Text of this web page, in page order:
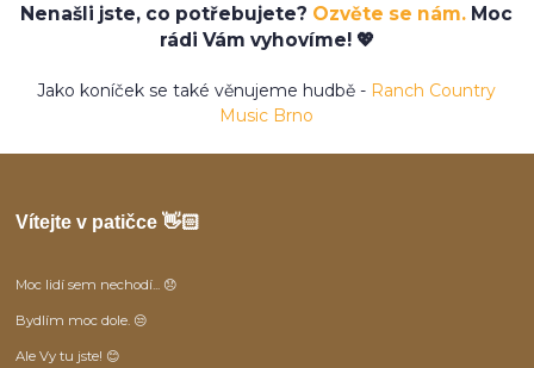
Nenašli jste, co potřebujete? Ozvěte se nám. Moc
rádi Vám vyhovíme! 💖
Jako koníček se také věnujeme hudbě - Ranch Country
Music Brno
Vítejte v patičce 👋🏻
Moc lidí sem nechodí... 😞
Bydlím moc dole. 😒
Ale Vy tu jste! 😊